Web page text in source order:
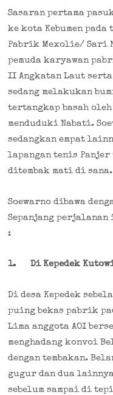
Sasaran pertama
ke kota Kebumen pada
Pabrik Mexolie/ Sari
pemuda karyawan
II Angkatan Laut
sedang melakukan
tertangkap basah
menduduki Nabati.
sedangkan empat
lapangan tenis
ditembak mati di sana.
Soewarno dibawa
Sepanjang perjalanan
:
1. Di Kepedek
Di desa Kepedek
puing bekas pabrik
Lima anggota AOI
menghadang konvoi
dengan tembakan.
gugur dan dua
sebelum sampai di